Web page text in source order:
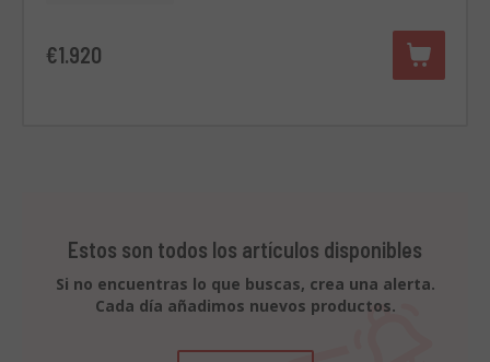
€1.920
Estos son todos los artículos disponibles
Si no encuentras lo que buscas, crea una alerta.
Cada día añadimos nuevos productos.